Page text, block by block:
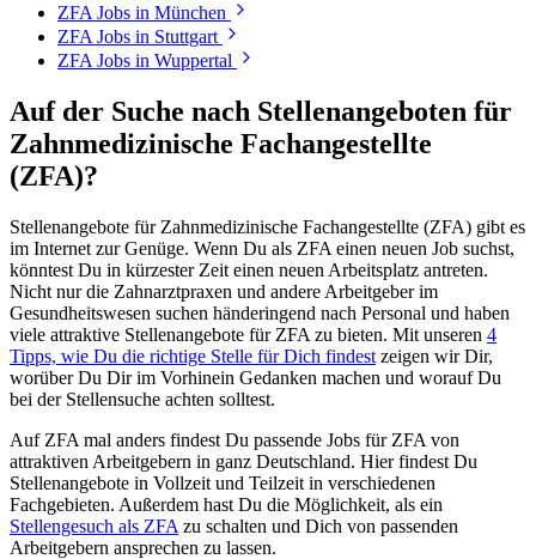
ZFA Jobs in München
ZFA Jobs in Stuttgart
ZFA Jobs in Wuppertal
Auf der Suche nach Stellenangeboten für
Zahnmedizinische Fachangestellte
(ZFA)?
Stellenangebote für Zahnmedizinische Fachangestellte (ZFA) gibt es
im Internet zur Genüge. Wenn Du als ZFA einen neuen Job suchst,
könntest Du in kürzester Zeit einen neuen Arbeitsplatz antreten.
Nicht nur die Zahnarztpraxen und andere Arbeitgeber im
Gesundheitswesen suchen händeringend nach Personal und haben
viele attraktive Stellenangebote für ZFA zu bieten. Mit unseren 4
Tipps, wie Du die richtige Stelle für Dich findest zeigen wir Dir,
worüber Du Dir im Vorhinein Gedanken machen und worauf Du
bei der Stellensuche achten solltest.
Auf ZFA mal anders findest Du passende Jobs für ZFA von
attraktiven Arbeitgebern in ganz Deutschland. Hier findest Du
Stellenangebote in Vollzeit und Teilzeit in verschiedenen
Fachgebieten. Außerdem hast Du die Möglichkeit, als ein
Stellengesuch als ZFA zu schalten und Dich von passenden
Arbeitgebern ansprechen zu lassen.